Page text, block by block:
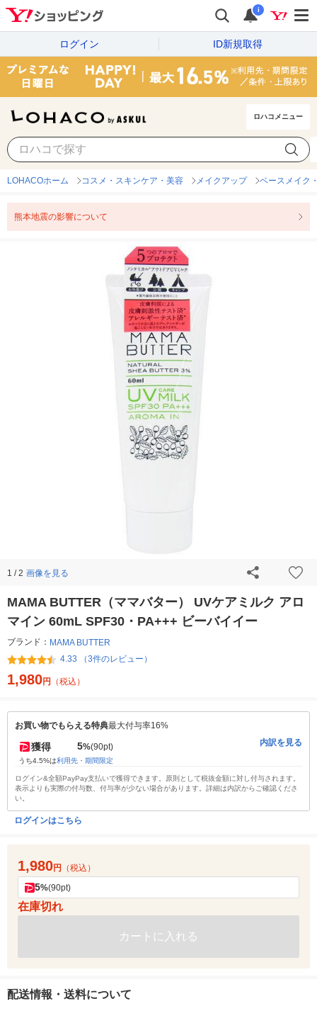
i
ログイン ID新規取得
ロハコメニュー
LOHACOホーム コスメ・スキンケア・美容 メイクアップ ベースメイク
熊本地震の影響について
1 / 2 画像を見る
MAMA BUTTER（ママバター） UVケアミルク アロ
マイン 60mL SPF30・PA+++ ビーバイイー
ブランド： MAMA BUTTER
4.33 （3件のレビュー）
1,980円 （税込）
お買い物でもらえる特典最大付与率16%
獲得 5%(90pt)
うち4.5%は利用先・期間限定
内訳を見る
ログイン&全額PayPay支払いで獲得できます。原則として税抜金額に対し付与されます。
表示よりも実際の付与数、付与率が少ない場合があります。詳細は内訳からご確認くださ
い。
ログインはこちら
1,980円 （税込）
5%(90pt)
在庫切れ
カートに入れる
配送情報・送料について